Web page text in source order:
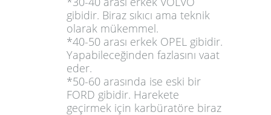
gibidir. Biraz sıkıcı ama teknik
olarak mükemmel.
*40-50 arası erkek OPEL gibidir.
Yapabileceğinden fazlasını vaat
eder.
*50-60 arasında ise eski bir
FORD gibidir. Harekete
geçirmek için karbüratöre biraz